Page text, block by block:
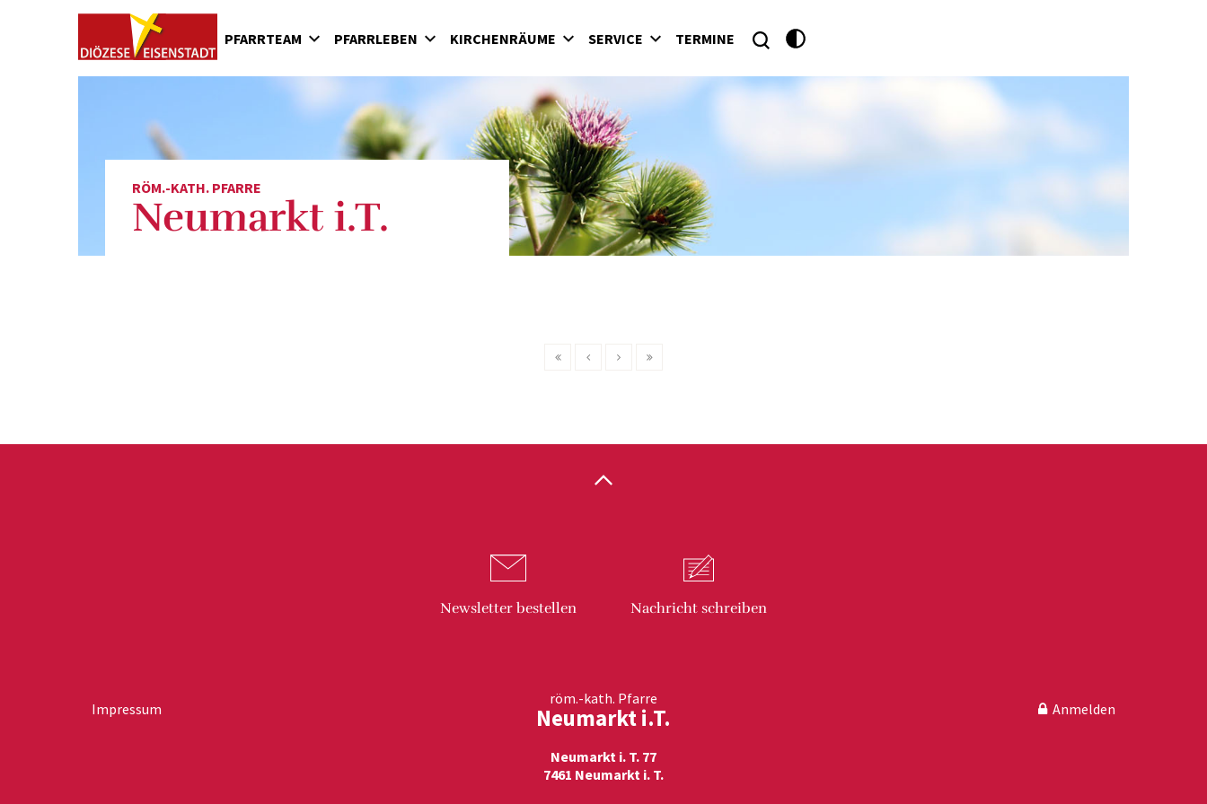
PFARRTEAM
PFARRLEBEN
Die Bibelentdecker
KIRCHENRÄUME
Filialkirche Allersdorf
Filialkirche Allersgraben
Filialkirche Mönchmeierhof
Filialkirche Podler
Filialkirche Rauhriegel
SERVICE
TERMINE
RÖM.-KATH. PFARRE
Neumarkt i.T.
Newsletter bestellen Nachricht schreiben
röm.-kath. Pfarre
Neumarkt i.T.
Neumarkt i. T. 77
7461 Neumarkt i. T.
Impressum Anmelden